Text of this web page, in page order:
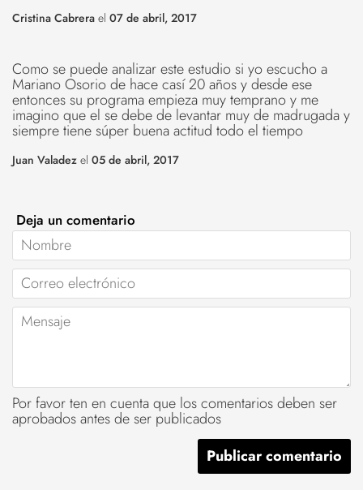
Cristina Cabrera el 07 de abril, 2017
Como se puede analizar este estudio si yo escucho a
Mariano Osorio de hace casí 20 años y desde ese
entonces su programa empieza muy temprano y me
imagino que el se debe de levantar muy de madrugada y
siempre tiene súper buena actitud todo el tiempo
Juan Valadez el 05 de abril, 2017
Deja un comentario
Nombre
Correo
electrónico
Mensaje
Por favor ten en cuenta que los comentarios deben ser
aprobados antes de ser publicados